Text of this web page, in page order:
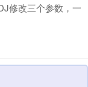
修改三个参数，一